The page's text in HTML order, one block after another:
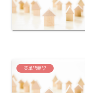
英単語暗記